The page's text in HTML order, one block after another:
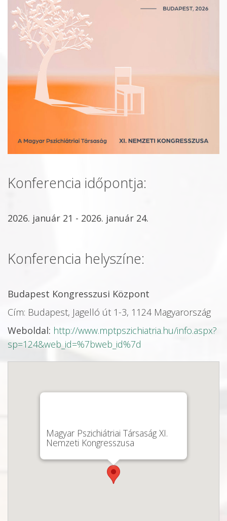
Konferencia időpontja:
2026. január 21 - 2026. január 24.
Konferencia helyszíne:
Budapest Kongresszusi Központ
Cím: Budapest, Jagelló út 1-3, 1124 Magyarország
Weboldal: http://www.mptpszichiatria.hu/info.aspx?
sp=124&web_id=%7bweb_id%7d
Magyar Pszichiátriai Társaság XI.
Nemzeti Kongresszusa